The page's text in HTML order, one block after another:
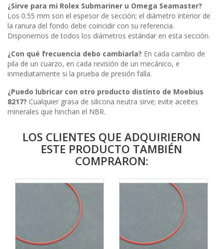
¿Sirve para mi Rolex Submariner u Omega Seamaster?
Los 0.55 mm son el espesor de sección; el diámetro interior de
la ranura del fondo debe coincidir con su referencia.
Disponemos de todos los diámetros estándar en esta sección.
¿Con qué frecuencia debo cambiarla? En cada cambio de
pila de un cuarzo, en cada revisión de un mecánico, e
inmediatamente si la prueba de presión falla.
¿Puedo lubricar con otro producto distinto de Moebius
8217? Cualquier grasa de silicona neutra sirve; evite aceites
minerales que hinchan el NBR.
LOS CLIENTES QUE ADQUIRIERON
ESTE PRODUCTO TAMBIÉN
COMPRARON: